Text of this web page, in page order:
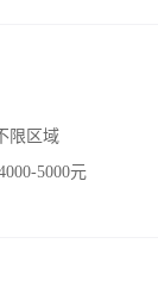
限区域
5000元